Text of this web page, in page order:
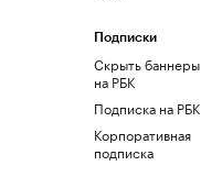
Подписки
Скрыть баннеры
на РБК
Подписка на РБК
Корпоративная
подписка